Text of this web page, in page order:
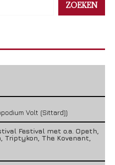
ZOEKEN
Volt (Sittard))
Festival met o.a. Opeth,
Triptykon, The Kovenant,